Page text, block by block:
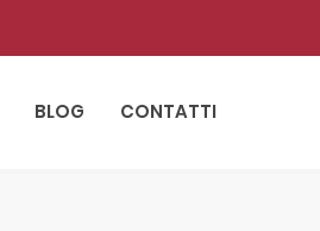
BLOG CONTATTI